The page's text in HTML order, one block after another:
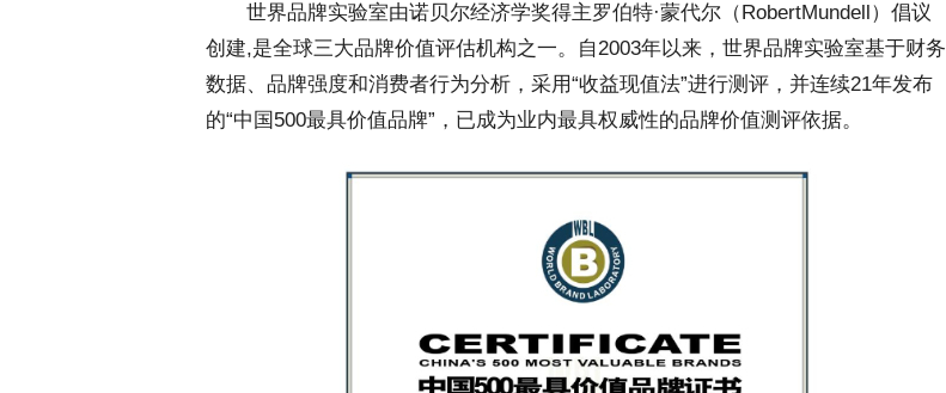
世界品牌实验室由诺贝尔经济学奖得主罗伯特·蒙代尔（RobertMundell）倡议
创建,是全球三大品牌价值评估机构之一。自2003年以来，世界品牌实验室基于财务
数据、品牌强度和消费者行为分析，采用“收益现值法”进行测评，并连续21年发布
的“中国500最具价值品牌”，已成为业内最具权威性的品牌价值测评依据。